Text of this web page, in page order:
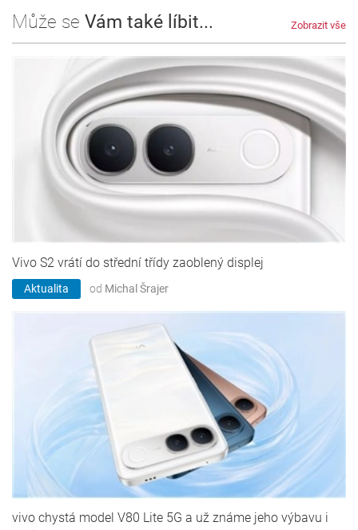
Může se Vám také líbit... Zobrazit vše
Vivo S2 vrátí do střední třídy zaoblený displej
Aktualita od Michal Šrajer
vivo chystá model V80 Lite 5G a už známe jeho výbavu i